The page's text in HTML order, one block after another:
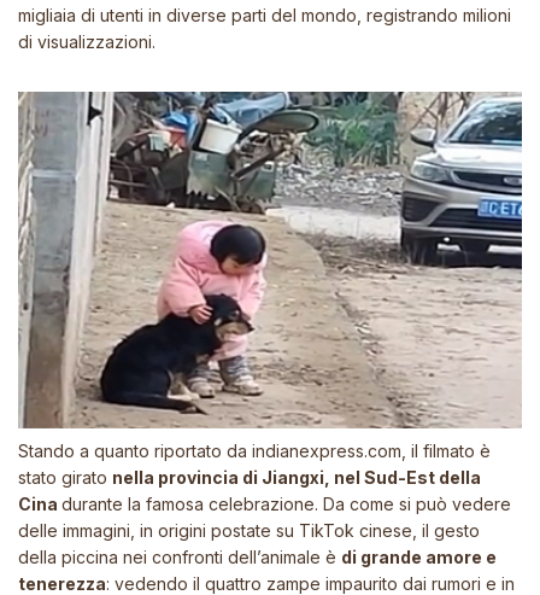
migliaia di utenti in diverse parti del mondo, registrando milioni
di visualizzazioni.
Stando a quanto riportato da indianexpress.com , il filmato è
stato girato nella provincia di Jiangxi, nel Sud-Est della
Cina durante la famosa celebrazione. Da come si può vedere
delle immagini, in origini postate su TikTok cinese, il gesto
della piccina nei confronti dell’animale è di grande amore e
tenerezza: vedendo il quattro zampe impaurito dai rumori e in